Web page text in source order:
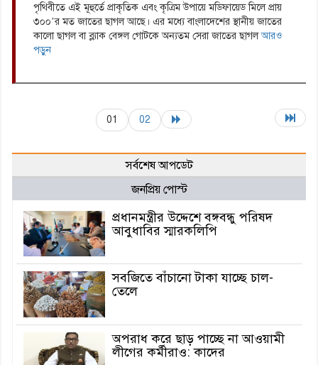
পৃথিবীতে এই মূহুর্তে প্রাকৃতিক এবং কৃত্রিম উপায়ে মডিফায়েড মিলে প্রায়
৩০০’র মত জাতের ছাগল আছে। এর মধ্যে বাংলাদেশের স্থানীয় জাতের
কালো ছাগল বা ব্ল্যাক বেঙ্গল গোটকে অন্যতম সেরা জাতের ছাগলআরও
পড়ুন
01 02
সর্বশেষ আপডেট
জনপ্রিয় পোস্ট
প্রধানমন্ত্রীর উদ্দেশে বঙ্গবন্ধু পরিষদ
আবুধাবির স্মারকলিপি
সবজিতে বাঁচানো টাকা যাচ্ছে চাল-
তেলে
অপরাধ করে ছাড় পাচ্ছে না আওয়ামী
লীগের কর্মীরাও: কাদের